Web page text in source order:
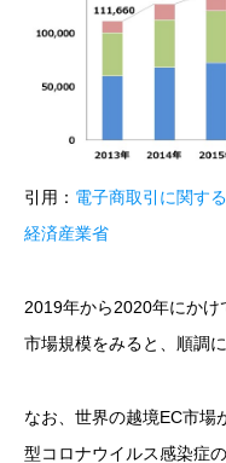
引用： 電子商取引に関す
経済産業省
2019年から2020年にか
市場規模をみると、順調
なお、世界の越境EC市場
型コロナウイルス感染症